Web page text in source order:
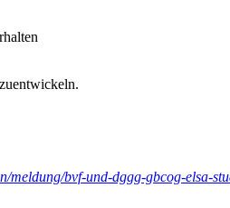
meldung/bvf-und-dggg-gbcog-elsa-